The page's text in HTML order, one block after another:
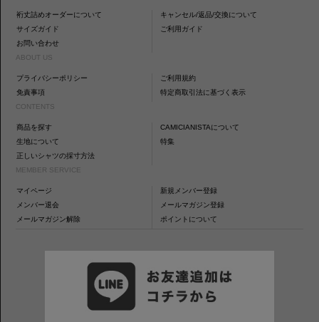
裄丈詰めオーダーについて
キャンセル/返品/交換について
サイズガイド
ご利用ガイド
お問い合わせ
ABOUT US
プライバシーポリシー
ご利用規約
免責事項
特定商取引法に基づく表示
CONTENTS
商品を探す
CAMICIANISTAについて
生地について
特集
正しいシャツの採寸方法
MEMBER SERVICE
マイページ
新規メンバー登録
メンバー退会
メールマガジン登録
メールマガジン解除
ポイントについて